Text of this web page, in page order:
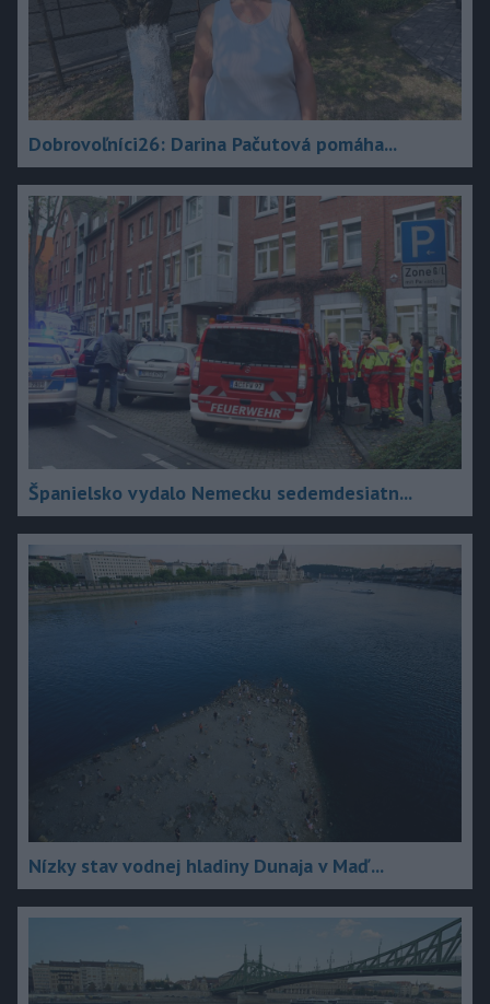
Dobrovoľníci26: Darina Pačutová pomáha...
Španielsko vydalo Nemecku sedemdesiatn...
Nízky stav vodnej hladiny Dunaja v Maď...